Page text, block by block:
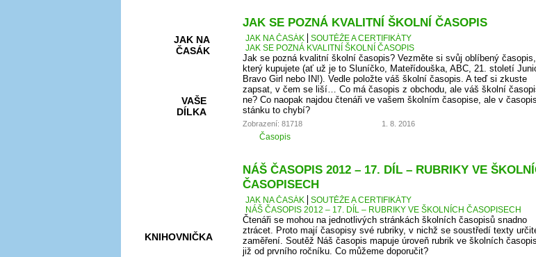
JAK NA
ČASÁK
VAŠE
DÍLKA
KNIHOVNIČKA
JAK SE POZNÁ KVALITNÍ ŠKOLNÍ ČASOPIS
JAK NA ČASÁK
SOUTĚŽE A CERTIFIKÁTY
JAK SE POZNÁ KVALITNÍ ŠKOLNÍ ČASOPIS
Jak se pozná kvalitní školní časopis? Vezměte si svůj oblíbený časopis,
který kupujete (ať už je to Sluníčko, Mateřídouška, ABC, 21. století
Bravo Girl nebo IN!). Vedle položte váš školní časopis. A teď si zkuste
zapsat, v čem se liší… Co má časopis z obchodu, ale váš školní
ne? Co naopak najdou čtenáři ve vašem školním časopise, ale v
stánku to chybí?
Zobrazení: 81718 1. 8. 2016
Časopis
NÁŠ ČASOPIS 2012 – 17. DÍL – RUBRIKY VE
ČASOPISECH
JAK NA ČASÁK
SOUTĚŽE A CERTIFIKÁTY
NÁŠ ČASOPIS 2012 – 17. DÍL – RUBRIKY VE ŠKOLNÍCH ČASOPISECH
Čtenáři se mohou na jednotlivých stránkách školních časopisů snadno
ztrácet. Proto mají časopisy své rubriky, v nichž se soustředí texty
zaměření. Soutěž Náš časopis mapuje úroveň rubrik ve školních
již od prvního ročníku. Co můžeme doporučit?